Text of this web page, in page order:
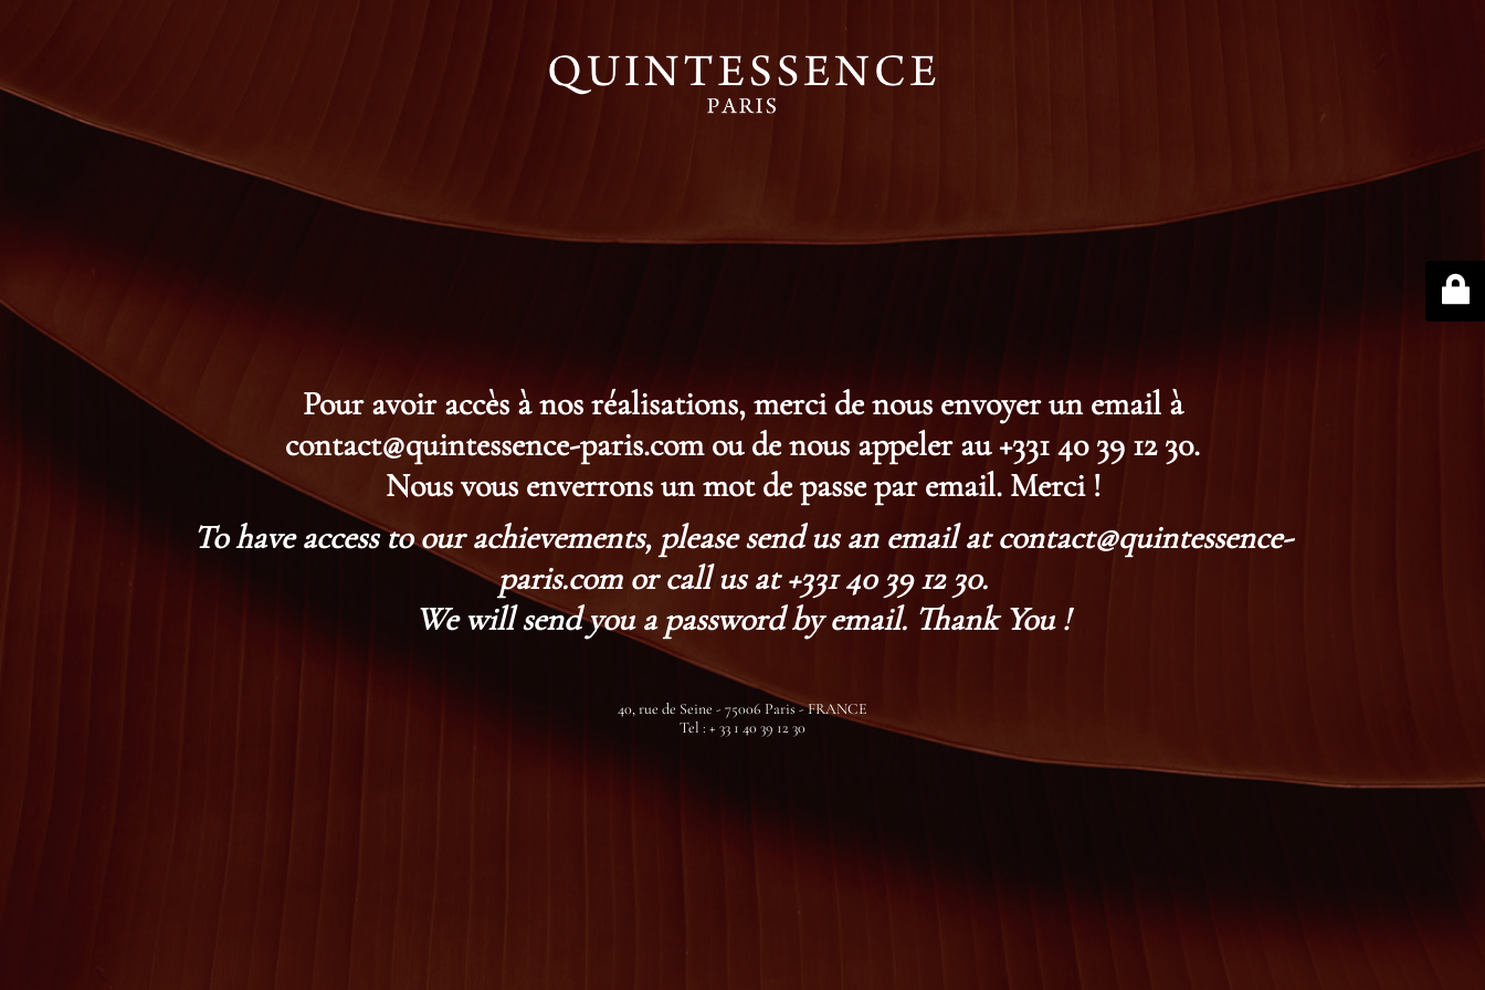
Pour avoir accès à nos réalisations, merci de nous envoyer un email à
contact@quintessence-paris.com ou de nous appeler au +331 40 39 12 30.
Nous vous enverrons un mot de passe par email. Merci !
To have access to our achievements, please send us an email at contact@quintessence-
paris.com or call us at +331 40 39 12 30.
We will send you a password by email. Thank You !
40, rue de Seine - 75006 Paris - FRANCE
Tel : + 33 1 40 39 12 30